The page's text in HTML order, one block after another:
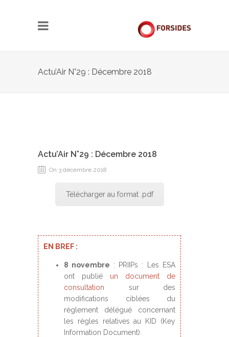
Actu’Air N°29 : Décembre 2018
Actu’Air N°29 : Décembre 2018
On 3 décembre 2018
Télécharger au format .pdf
EN BREF :
8 novembre : PRIIPs : Les ESA
ont publié un document de
consultation sur des
modifications ciblées du
règlement délégué concernant
les règles relatives au KID (Key
Information Document).